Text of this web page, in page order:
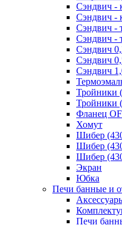
Сэндвич -
Сэндвич -
Сэндвич -
Сэндвич -
Сэндвич
Сэндвич
Сэндвич
Тройники
Тройники
Фланец
Хомут
Шибер
Шибер
Шибер
Экран
Юбка
Печи банные и
Печи